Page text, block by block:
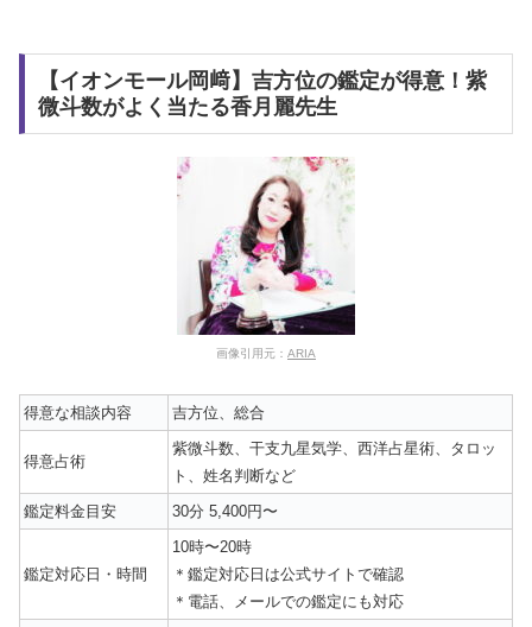
【イオンモール岡﨑】吉方位の鑑定が得意！紫
微斗数がよく当たる香月麗先生
画像引用元： ARIA
得意な相談内容 吉方位、総合
得意占術
紫微斗数、干支九星気学、西洋占星術、タロッ
ト、姓名判断など
鑑定料金目安
30分 5,400円〜
鑑定対応日・時間
10時〜20時
＊鑑定対応日は公式サイトで確認
＊電話、メールでの鑑定にも対応